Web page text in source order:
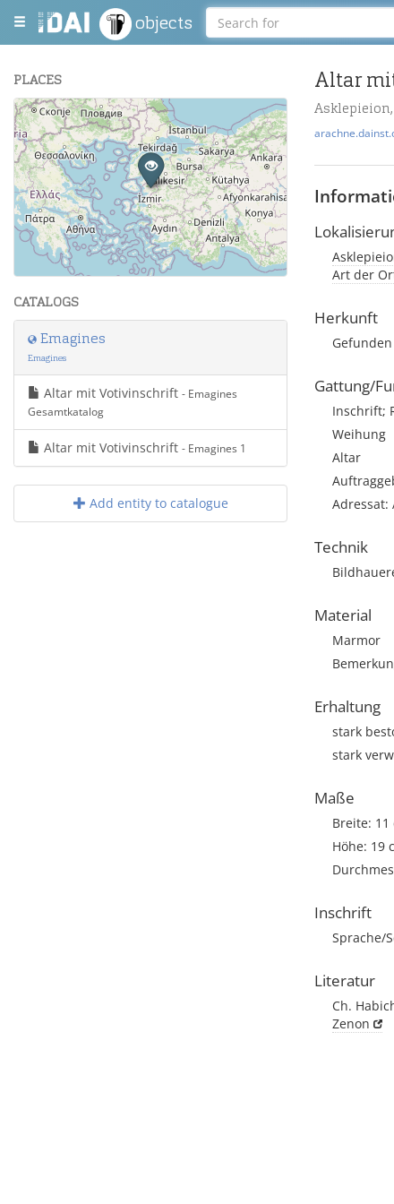
objects
PLACES
+
−
Leaflet | Maps and Data ©OpenStreetMap.
CATALOGS
Emagines
Emagines
Altar mit Votivinschrift - Emagines
Gesamtkatalog
Altar mit Votivinschrift - Emagines 1
Add entity to catalogue
Altar
Art der
Herkunft
Gattung/
Inschrift;
Weihung
Altar
Adressat:
Technik
Material
Marmor
Erhaltung
stark
stark
Maße
Breite: 11
Höhe: 19
Inschrift
Sprache/
Literatur
Ch.
Zenon